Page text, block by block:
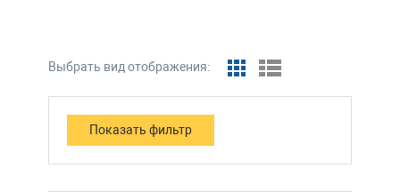
Выбрать вид отображения: